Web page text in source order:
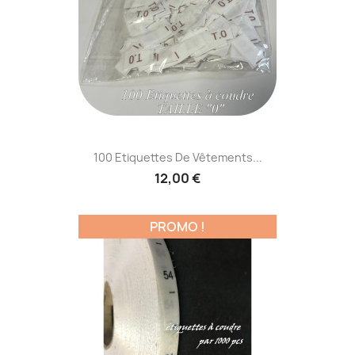
100 Etiquettes De Vêtements...
12,00 €
PROMO !